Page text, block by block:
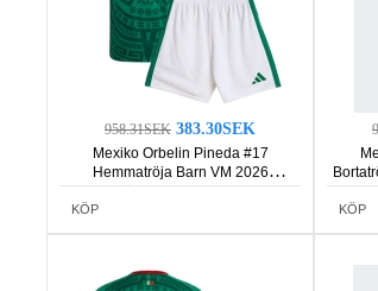
958.31SEK 383.30SEK
Mexiko Orbelin Pineda #17
Hemmatröja Barn VM 2026
Kortärmad (+ Korta byxor)
KÖP KÖP